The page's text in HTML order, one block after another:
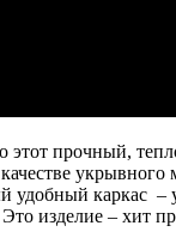
прочный,
укрывного
удобный каркас –
изделие – хит